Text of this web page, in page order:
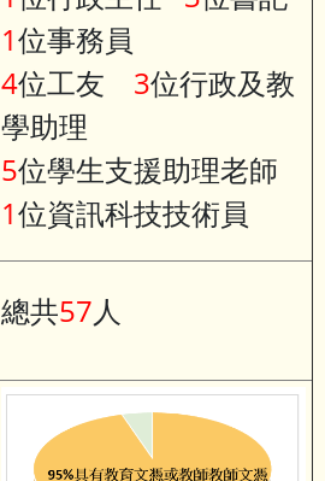
1位事務員
4位工友 3位行政及教
學助理
5位學生支援助理老師
1位資訊科技技術員
總共57人